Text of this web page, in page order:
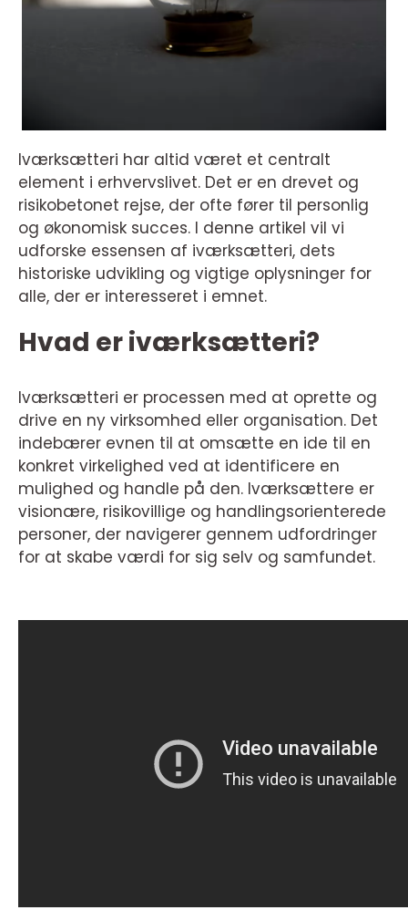
Iværksætteri har altid været et centralt
element i erhvervslivet. Det er en drevet og
risikobetonet rejse, der ofte fører til personlig
og økonomisk succes. I denne artikel vil vi
udforske essensen af iværksætteri, dets
historiske udvikling og vigtige oplysninger for
alle, der er interesseret i emnet.
Hvad er iværksætteri?
Iværksætteri er processen med at oprette og
drive en ny virksomhed eller organisation. Det
indebærer evnen til at omsætte en ide til en
konkret virkelighed ved at identificere en
mulighed og handle på den. Iværksættere er
visionære, risikovillige og handlingsorienterede
personer, der navigerer gennem udfordringer
for at skabe værdi for sig selv og samfundet.